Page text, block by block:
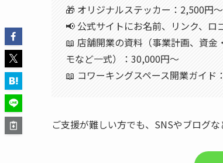
🎁 オリジナルステッカー：2,500円～
📢 公式サイトにお名前、リンク、ロ
📖 店舗開業の資料（事業計画、資
モなど一式）：30,000円～
📖 コワーキングスペース開業ガイド
ご支援が難しい方でも、SNSやブログ